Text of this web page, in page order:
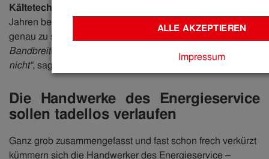
Kältetechniker
Jahren bei der IKB beworben, beim Energieservice, um
genau zu sein.
Bandbreite an Aufgaben, abwechslungsreicher geht es
nicht“, sagt Stephan.
Die Handwerke des Energieservice
sollen tadellos verlaufen
Ganz grob zusammengefasst und fast schon frech verkürzt
kümmern sich die Handwerker des Energieservice –
ALLE AKZEPTIEREN
Impressum